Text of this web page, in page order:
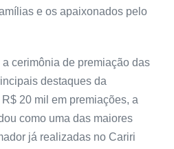
e os apaixonados pelo
cerimônia de premiação das
destaques da
20 mil em premiações, a
como uma das maiores
já realizadas no Cariri